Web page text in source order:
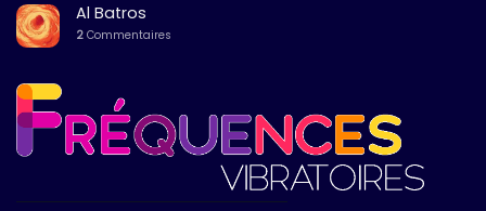
Al Batros
2 Commentaires